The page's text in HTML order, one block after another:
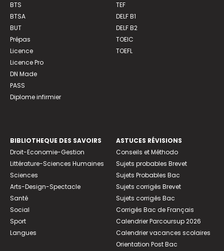
BTS
BTSA
BUT
Prépas
Licence
Licence Pro
DN Made
PASS
Diplome infirmier
TEF
DELF B1
DELF B2
TOEIC
TOEFL
BIBLIOTHEQUE DES SAVOIRS
Droit-Economie-Gestion
Littérature-Sciences Humaines
Sciences
Arts-Design-Spectacle
Santé
Social
Sport
Langues
ASTUCES RÉVISIONS
Conseils et Méthodo
Sujets probables Brevet
Sujets Probables Bac
Sujets corrigés Brevet
Sujets corrigés Bac
Corrigés Bac de Français
Calendrier Parcoursup 2026
Calendrier vacances scolaires
Orientation Post Bac